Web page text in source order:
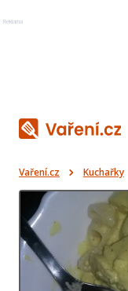
Reklama
Vaření.cz Kuchařky